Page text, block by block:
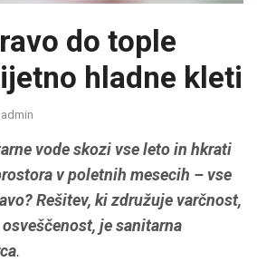
do tople
hladne kleti
admin
vode skozi vse leto in hkrati
v poletnih mesecih – vse
Rešitev, ki združuje varčnost,
jesanitarna
.